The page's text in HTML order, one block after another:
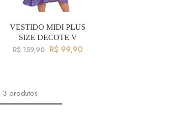
VESTIDO MIDI PLUS
SIZE DECOTE V
R$159,90 R$ 99,90
3 produtos